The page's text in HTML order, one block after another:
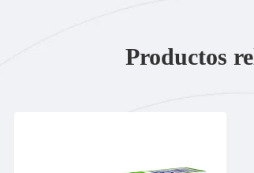
Productos